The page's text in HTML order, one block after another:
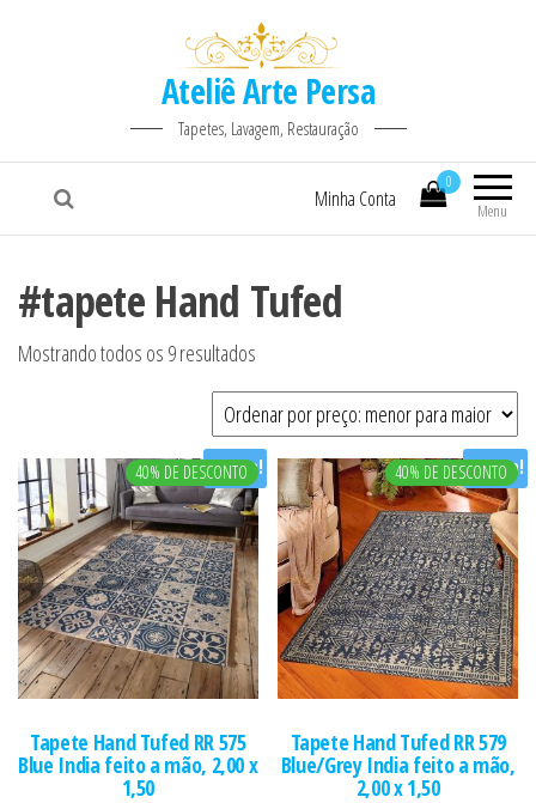
Ateliê Arte Persa
Tapetes, Lavagem, Restauração
Menu
0
Minha Conta
#tapete Hand Tufed
Mostrando todos os 9 resultados
Oferta!
40% DE DESCONTO
Tapete Hand Tufed RR 575
Blue India feito a mão, 2,00 x
1,50
Oferta!
40% DE DESCONTO
Tapete Hand Tufed RR 579
Blue/Grey India feito a mão,
2,00 x 1,50